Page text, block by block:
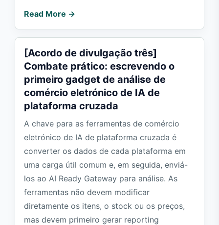
Read More →
[Acordo de divulgação três]
Combate prático: escrevendo o
primeiro gadget de análise de
comércio eletrónico de IA de
plataforma cruzada
A chave para as ferramentas de comércio
eletrónico de IA de plataforma cruzada é
converter os dados de cada plataforma em
uma carga útil comum e, em seguida, enviá-
los ao AI Ready Gateway para análise. As
ferramentas não devem modificar
diretamente os itens, o stock ou os preços,
mas devem primeiro gerar reporting